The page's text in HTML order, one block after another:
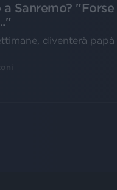
a Sanremo?
diventerà papà